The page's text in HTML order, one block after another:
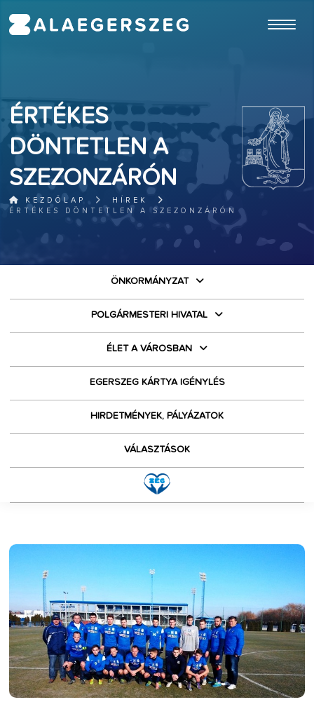
ÉRTÉKES
DÖNTETLEN A
SZEZONZÁRÓN
KEZDŐLAP
HÍREK
ÉRTÉKES DÖNTETLEN A SZEZONZÁRÓN
ÖNKORMÁNYZAT
POLGÁRMESTERI HIVATAL
ÉLET A VÁROSBAN
EGERSZEG KÁRTYA IGÉNYLÉS
HIRDETMÉNYEK, PÁLYÁZATOK
VÁLASZTÁSOK